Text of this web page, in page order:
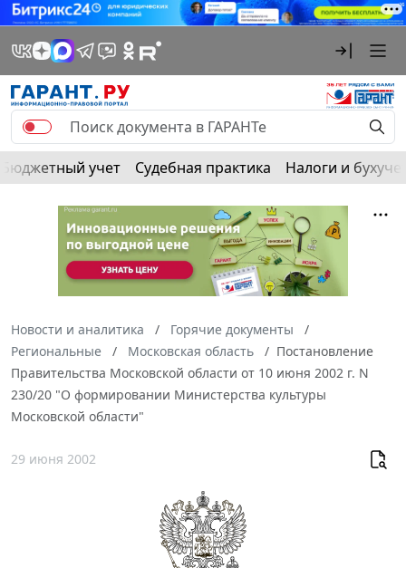
Бюджетный учет Судебная практика Налоги и
Новости и аналитика
Горячие документы
Региональные
Московская область
Постановление
Правительства Московской области от 10 июня 2002 г. N
230/20 "О формировании Министерства культуры
Московской области"
29 июня 2002